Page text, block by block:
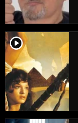
player2